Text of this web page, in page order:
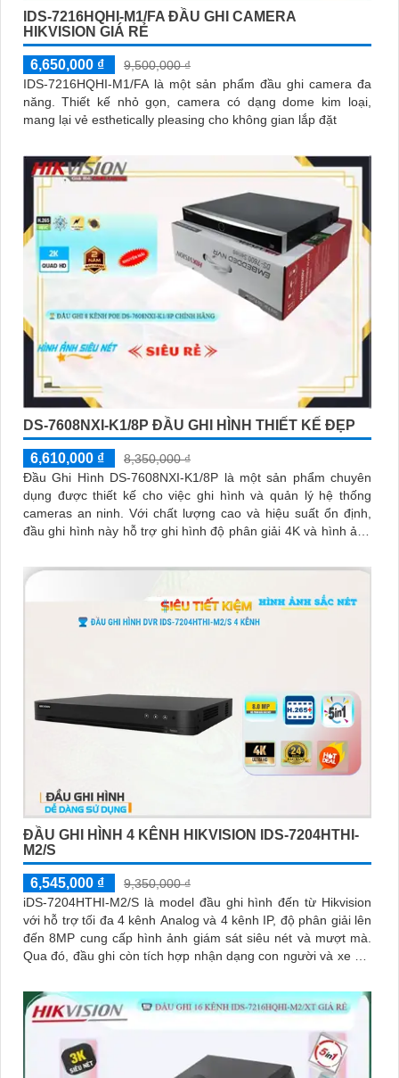
IDS-7216HQHI-M1/FA ĐẦU GHI CAMERA
HIKVISION GIÁ RẺ
6,650,000 ₫
9,500,000 ₫
IDS-7216HQHI-M1/FA là một sản phẩm đầu ghi camera đa
năng. Thiết kế nhỏ gọn, camera có dạng dome kim loại,
mang lại vẻ esthetically pleasing cho không gian lắp đặt
DS-7608NXI-K1/8P ĐẦU GHI HÌNH THIẾT KẾ ĐẸP
6,610,000 ₫
8,350,000 ₫
Đầu Ghi Hình DS-7608NXI-K1/8P là một sản phẩm chuyên
dụng được thiết kế cho việc ghi hình và quản lý hệ thống
cameras an ninh. Với chất lượng cao và hiệu suất ổn định,
đầu ghi hình này hỗ trợ ghi hình độ phân giải 4K và hình ảnh
ĐẦU GHI HÌNH 4 KÊNH HIKVISION IDS-7204HTHI-
M2/S
6,545,000 ₫
9,350,000 ₫
iDS-7204HTHI-M2/S là model đầu ghi hình đến từ Hikvision
với hỗ trợ tối đa 4 kênh Analog và 4 kênh IP, độ phân giải lên
đến 8MP cung cấp hình ảnh giám sát siêu nét và mượt mà.
Qua đó, đầu ghi còn tích hợp nhận dạng con người và xe cộ,
10TB